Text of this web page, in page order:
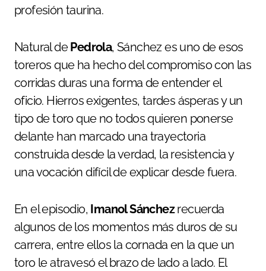
profesión taurina.
Natural dePedrola, Sánchez es uno de esos
toreros que ha hecho del compromiso con las
corridas duras una forma de entender el
oficio. Hierros exigentes, tardes ásperas y un
tipo de toro que no todos quieren ponerse
delante han marcado una trayectoria
construida desde la verdad, la resistencia y
una vocación difícil de explicar desde fuera.
En el episodio, Imanol Sánchezrecuerda
algunos de los momentos más duros de su
carrera, entre ellos la cornada en la que un
toro le atravesó el brazo de lado a lado. El